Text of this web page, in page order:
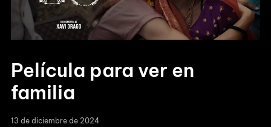
Película para ver en
familia
13 de diciembre de 2024